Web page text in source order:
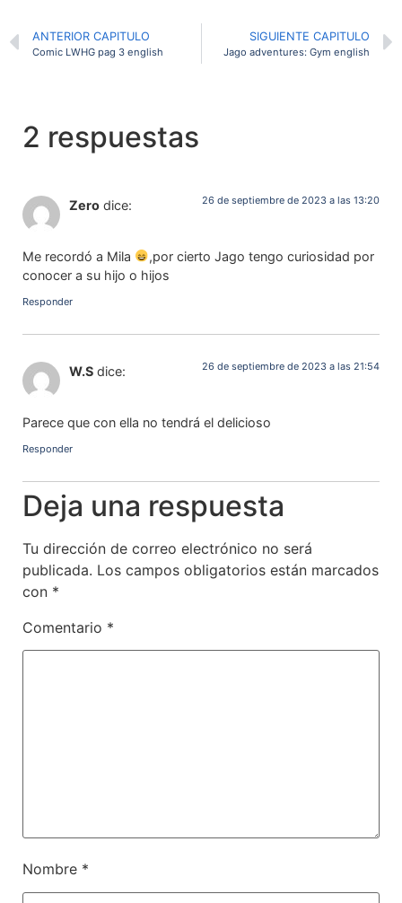
ANTERIOR CAPITULO
Comic LWHG pag 3 english
SIGUIENTE CAPITULO
Jago adventures: Gym english
2 respuestas
Zero dice: 26 de septiembre de 2023 a las 13:20
Me recordó a Mila
,por cierto Jago tengo curiosidad por
conocer a su hijo o hijos
Responder
W.S dice: 26 de septiembre de 2023 a las 21:54
Parece que con ella no tendrá el delicioso
Responder
Deja una respuesta
Tu dirección de correo electrónico no será
publicada. Los campos obligatorios están marcados
con *
Comentario *
Nombre *